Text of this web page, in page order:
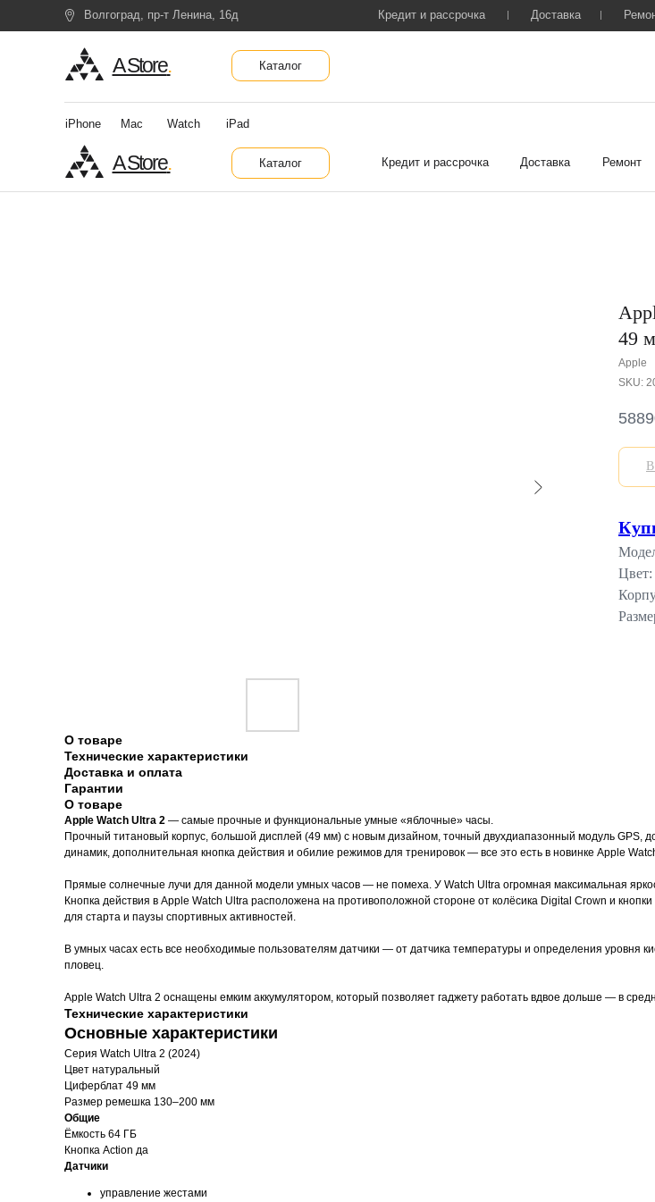
A Store. Каталог
Доставка
Кредит и рассрочка
Волгоград, пр-т Ленина, 16д
iPhone Watch iPad
Mac
A Store. Каталог Ремонт
Доставка
Кредит и рассрочка
49
Apple
SKU:
Цвет:
О товаре
Технические характеристики
Доставка и оплата
Гарантии
О товаре
Apple Watch Ultra 2 — самые прочные и функциональные умные «яблочные» часы.
Прочный титановый корпус, большой дисплей (49 мм) с новым дизайном, точный двухдиапазонный модуль GPS,
динамик, дополнительная кнопка действия и обилие режимов для тренировок — все это есть в новинке Apple
Прямые солнечные лучи для данной модели умных часов — не помеха. У Watch Ultra огромная максимальная
Кнопка действия в Apple Watch Ultra расположена на противоположной стороне от колёсика Digital Crown и
для старта и паузы спортивных активностей.
В умных часах есть все необходимые пользователям датчики — от датчика температуры и определения уровня
пловец.
Apple Watch Ultra 2 оснащены емким аккумулятором, который позволяет гаджету работать вдвое дольше — в
Технические характеристики
Основные характеристики
Серия Watch Ultra 2 (2024)
Цвет натуральный
Циферблат 49 мм
Размер ремешка 130–200 мм
Общие
Ёмкость 64 ГБ
Кнопка Action да
Датчики
управление жестами